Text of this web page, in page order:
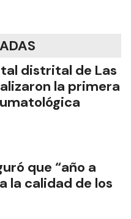
distrital de Las
la primera
que “año a
la calidad de los